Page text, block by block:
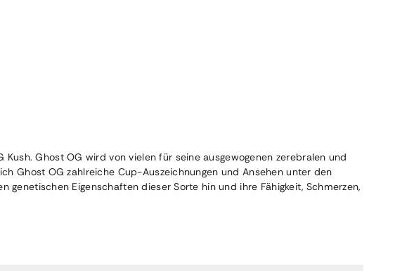
Ghost OG wird von vielen für seine ausgewogenen zerebralen und
Ghost OG zahlreiche Cup-Auszeichnungen und Ansehen unter den
Eigenschaften dieser Sorte hin und ihre Fähigkeit, Schmerzen,